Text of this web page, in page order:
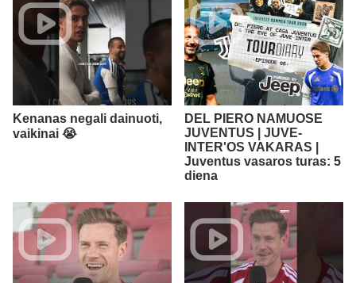
Kenanas negali dainuoti,
vaikinai 😭​
DEL PIERO NAMUOSE
JUVENTUS | JUVE-
INTER'OS VAKARAS |
Juventus vasaros turas: 5
diena